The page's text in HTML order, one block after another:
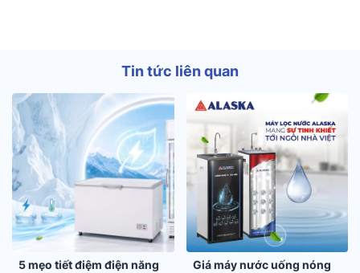
Tin tức liên quan
5 mẹo tiết điệm điện năng
Giá máy nước uống nóng